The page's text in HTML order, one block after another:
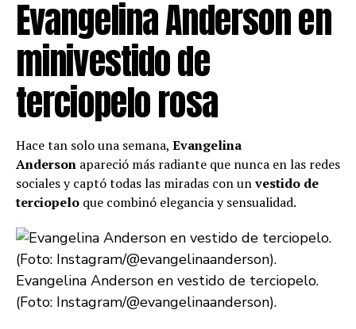
Evangelina Anderson en
minivestido de
terciopelo rosa
Hace tan solo una semana, Evangelina
Anderson apareció más radiante que nunca en las redes
sociales y captó todas las miradas con unvestido de
terciopelo que combinó elegancia y sensualidad.
Evangelina Anderson en vestido de terciopelo.
(Foto: Instagram/@evangelinaanderson).